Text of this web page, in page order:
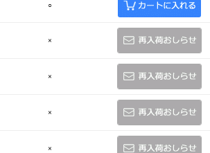
○
×
×
×
×